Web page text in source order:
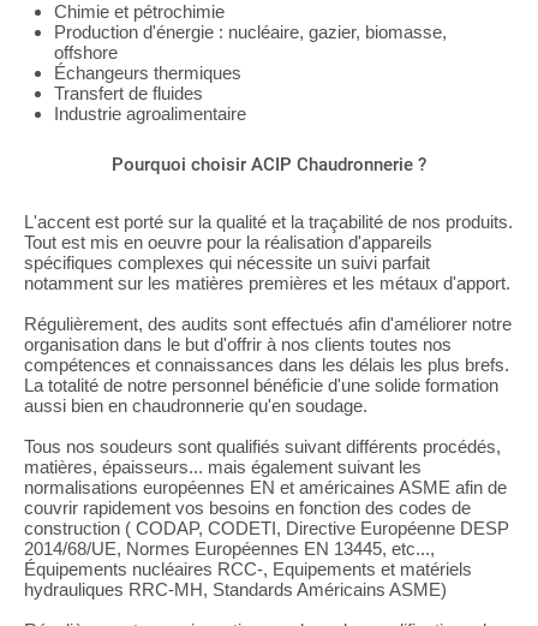
Chimie et pétrochimie
Production d'énergie : nucléaire, gazier, biomasse,
offshore
Échangeurs thermiques
Transfert de fluides
Industrie agroalimentaire
Pourquoi choisir ACIP Chaudronnerie ?
L'accent est porté sur la qualité et la traçabilité de nos produits.
Tout est mis en oeuvre pour la réalisation d'appareils
spécifiques complexes qui nécessite un suivi parfait
notamment sur les matières premières et les métaux d'apport.
Régulièrement, des audits sont effectués afin d'améliorer notre
organisation dans le but d'offrir à nos clients toutes nos
compétences et connaissances dans les délais les plus brefs.
La totalité de notre personnel bénéficie d'une solide formation
aussi bien en chaudronnerie qu'en soudage.
Tous nos soudeurs sont qualifiés suivant différents procédés,
matières, épaisseurs... mais également suivant les
normalisations européennes EN et américaines ASME afin de
couvrir rapidement vos besoins en fonction des codes de
construction ( CODAP, CODETI, Directive Européenne DESP
2014/68/UE, Normes Européennes EN 13445, etc...,
Équipements nucléaires RCC-, Equipements et matériels
hydrauliques RRC-MH, Standards Américains ASME)